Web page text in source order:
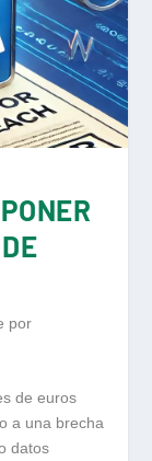
por
de euros
a una brecha
datos